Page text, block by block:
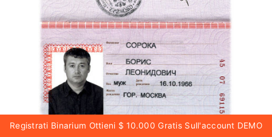
Registrati Binarium Ottieni $ 10.000 Gratis Sull'account DEMO